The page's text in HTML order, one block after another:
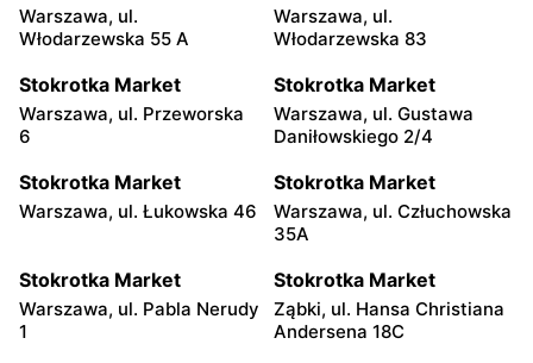
Warszawa, ul.
Włodarzewska 55 A
Warszawa, ul.
Włodarzewska 83
Stokrotka Market
Warszawa, ul. Przeworska
6
Stokrotka Market
Warszawa, ul. Gustawa
Daniłowskiego 2/4
Stokrotka Market
Warszawa, ul. Łukowska 46
Stokrotka Market
Warszawa, ul. Człuchowska
35A
Stokrotka Market
Warszawa, ul. Pabla Nerudy
1
Stokrotka Market
Ząbki, ul. Hansa Christiana
Andersena 18C